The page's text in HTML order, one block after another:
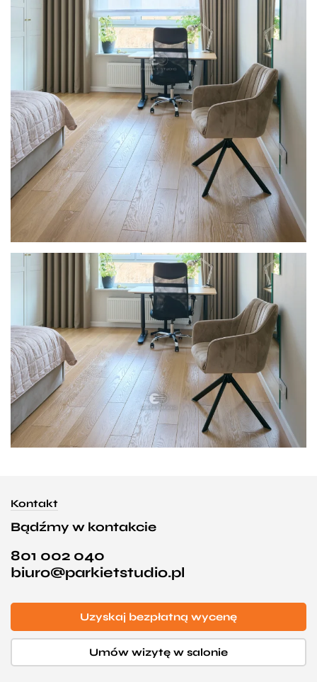
Kontakt
Bądźmy w kontakcie
801 002 040
biuro@parkietstudio.pl
Uzyskaj bezpłatną wycenę
Umów wizytę w salonie